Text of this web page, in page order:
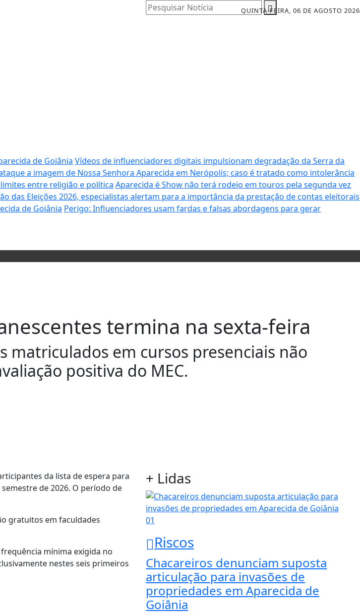
QUINTA-FEIRA, 06 DE AGOSTO 2026
Pesquisar Notícia
de Goiânia Vídeos de influenciadores digitais impulsionam degradação da Serra da
a imagem de Nossa Senhora Aparecida em Nerópolis; caso é tratado como intolerância
entre religião e política Aparecida é Show não terá rodeio em touros pela segunda vez
das Eleições 2026, especialistas alertam para a importância da prestação de contas eleitorais
de Goiânia Perigo: Influenciadores usam fardas e falsas abordagens para gerar
termina na sexta-feira
matriculados em cursos presenciais não
positiva do MEC.
da lista de espera para
de 2026. O período de
gratuitos em faculdades
mínima exigida no
nestes seis primeiros
+ Lidas
01
Riscos
Chacareiros denunciam suposta
articulação para invasões de
propriedades em Aparecida de
Goiânia